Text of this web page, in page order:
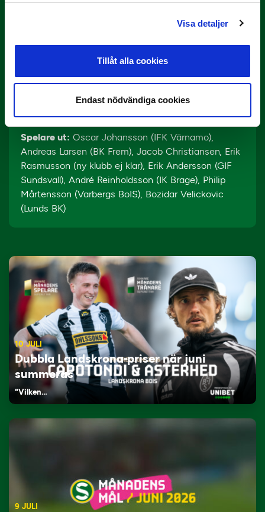
Visa detaljer
Tillåt alla cookies
Endast nödvändiga cookies
Petar Petrovic (Östers IF), Simon Amin
Blomberg (GIF Sundsvall), Henry Offia (Dalkurd FF),
Dzenis Kozica (Djurgården), Tobias Karlsson (Torns
IF), Kasper Thiesson Kristensen (AGF Århus)
Spelare ut: Oscar Johansson (IFK Värnamo),
Andreas Larsen (BK Frem), Jacob Christiansen, Erik
Rasmusson (ny klubb ej klar), Erik Andersson (GIF
Sundsvall), André Reinholdsson (IK Brage), Philip
Mårtensson (Varbergs BoIS), Bozidar Velickovic
(Lunds BK)
10 JULI
Dubbla Landskrona-priser när juni
summeras
"Vilken…
9 JULI